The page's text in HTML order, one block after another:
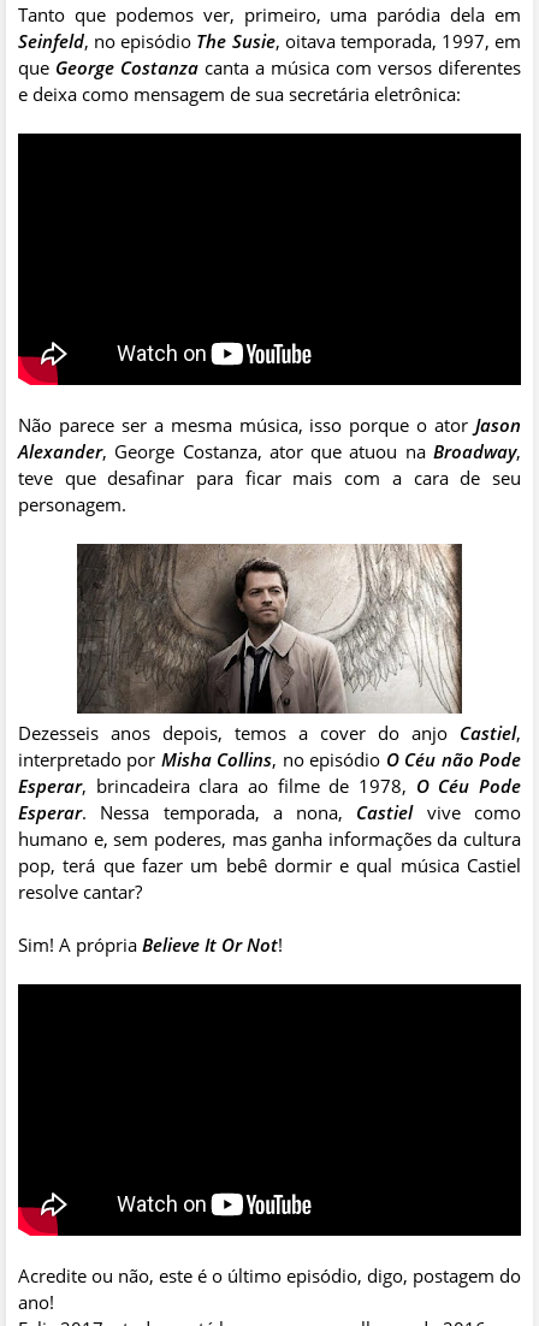
Tanto que podemos ver, primeiro, uma paródia dela em
Seinfeld, no episódio The Susie, oitava temporada, 1997, em
que George Costanza canta a música com versos diferentes
e deixa como mensagem de sua secretária eletrônica:
Não parece ser a mesma música, isso porque o ator Jason
Alexander, George Costanza, ator que atuou na Broadway,
teve que desafinar para ficar mais com a cara de seu
personagem.
Dezesseis anos depois, temos a cover do anjo Castiel,
interpretado por Misha Collins, no episódio O Céu não Pode
Esperar, brincadeira clara ao filme de 1978, O Céu Pode
Esperar. Nessa temporada, a nona, Castielvive como
humano e, sem poderes, mas ganha informações da cultura
pop, terá que fazer um bebê dormir e qual música Castiel
resolve cantar?
Sim! A própria Believe It Or Not!
Acredite ou não, este é o último episódio, digo, postagem do
ano!